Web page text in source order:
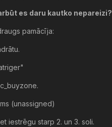
es daru kautko nepareizi?
pamācīja:
(unassigned)
iestrēgu starp 2. un 3. soli.